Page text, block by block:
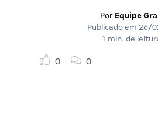
Por Equipe
Publicado em 26/
1 min. de
0 0